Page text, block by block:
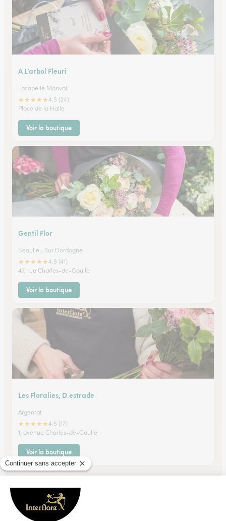
A L’arbol Fleuri
Lacapelle Marival
★★★★★4.5 (24)
Place de la Halle
Voir la boutique
Gentil Flor
Beaulieu Sur Dordogne
★★★★★4.8 (41)
47, rue Charles-de-Gaulle
Voir la boutique
Les Floralies, D.estrade
Argentat
★★★★★4.5 (17)
1, avenue Charles-de-Gaulle
Voir la boutique
Ils ont fait livrer des fleurs ou une plante à